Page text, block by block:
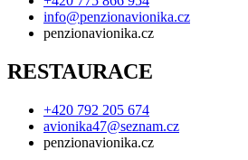
info@penzionavionika.cz
penzionavionika.cz
RESTAURACE
+420 792 205 674
avionika47@seznam.cz
penzionavionika.cz